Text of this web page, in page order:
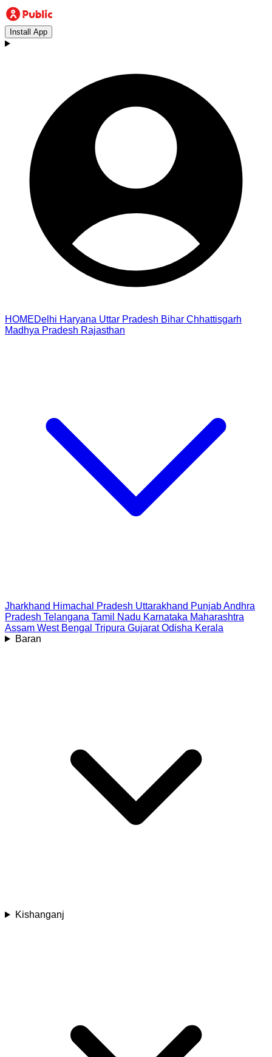
Install App
HOMEDelhi Haryana Uttar Pradesh Bihar Chhattisgarh
Madhya Pradesh Rajasthan
Jharkhand Himachal Pradesh Uttarakhand PunjabAndhra
Pradesh Telangana Tamil Nadu Karnataka Maharashtra
Assam West Bengal Tripura Gujarat Odisha Kerala
Baran
Kishanganj